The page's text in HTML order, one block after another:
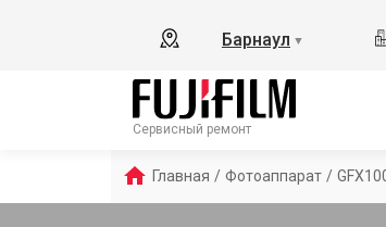
Барнаул ▼
Сервисный ремонт
Главная / Фотоаппарат /